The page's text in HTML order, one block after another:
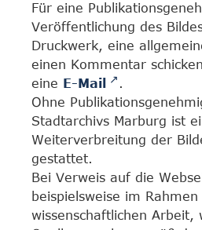
Für eine
Veröffentlichung des
Druckwerk, eine
einen Kommentar
eine E-Mail
.
Ohne
Stadtarchivs Marburg ist
Weiterverbreitung der
gestattet.
Bei Verweis auf die
beispielsweise im
wissenschaftlichen Arbeit,